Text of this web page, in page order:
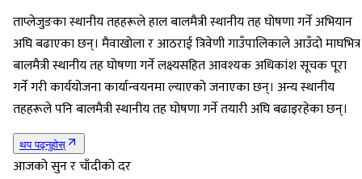
ताप्लेजुङका स्थानीय तहहरूले हाल बालमैत्री स्थानीय तह घोषणा गर्ने अभियान
अघि बढाएका छन्। मैवाखोला र आठराई त्रिवेणी गाउँपालिकाले आउँदो माघभित्र
बालमैत्री स्थानीय तह घोषणा गर्ने लक्ष्यसहित आवश्यक अधिकांश सूचक पूरा
गर्ने गरी कार्ययोजना कार्यान्वयनमा ल्याएको जनाएका छन्। अन्य स्थानीय
तहहरूले पनि बालमैत्री स्थानीय तह घोषणा गर्ने तयारी अघि बढाइरहेका छन्।
थप पढ्नुहोस्
आजको सुन र चाँदीको दर